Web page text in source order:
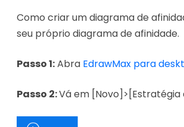
Como criar um diagrama de
seu próprio diagrama de afinidade.
Passo 1:Abra EdrawMax para
Passo 2:Vá em